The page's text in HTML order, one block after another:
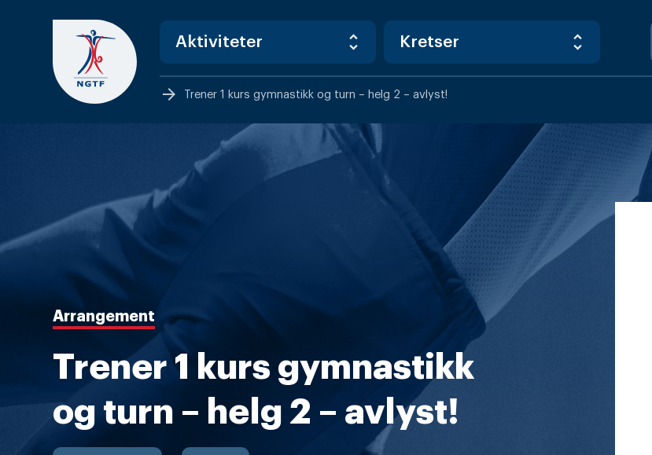
content
arrow_forward Trener 1 kurs gymnastikk og turn – helg 2 – avlyst!
Arrangement
Trener 1 kurs gymnastikk
og turn – helg 2 – avlyst!